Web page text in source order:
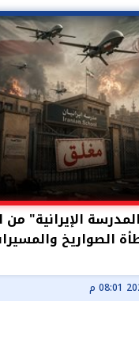
الإيرانية" من
الصواريخ